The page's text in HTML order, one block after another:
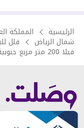
الرئيسية المملكة
شمال الرياض فلل
فيلا 200 متر مربع جنوبية على شارع 14م